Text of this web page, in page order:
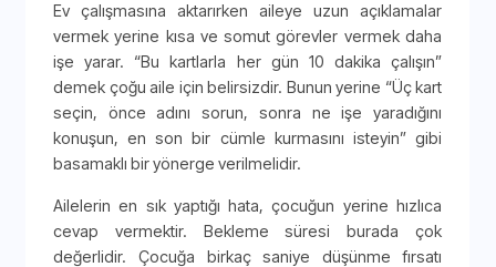
Ev çalışmasına aktarırken aileye uzun açıklamalar
vermek yerine kısa ve somut görevler vermek daha
işe yarar. “Bu kartlarla her gün 10 dakika çalışın”
demek çoğu aile için belirsizdir. Bunun yerine “Üç kart
seçin, önce adını sorun, sonra ne işe yaradığını
konuşun, en son bir cümle kurmasını isteyin” gibi
basamaklı bir yönerge verilmelidir.
Ailelerin en sık yaptığı hata, çocuğun yerine hızlıca
cevap vermektir. Bekleme süresi burada çok
değerlidir. Çocuğa birkaç saniye düşünme fırsatı